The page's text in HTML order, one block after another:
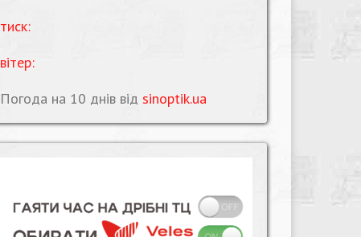
тиск:
вітер:
Погода на 10 днів від sinoptik.ua